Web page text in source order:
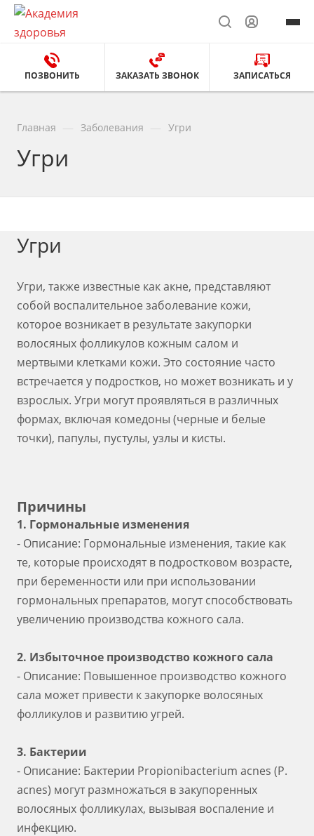
ПОЗВОНИТЬ ЗАКАЗАТЬ ЗВОНОК ЗАПИСАТЬСЯ
Главная Заболевания Угри
Угри
Угри
Угри, также известные как акне, представляют
собой воспалительное заболевание кожи,
которое возникает в результате закупорки
волосяных фолликулов кожным салом и
мертвыми клетками кожи. Это состояние часто
встречается у подростков, но может возникать и у
взрослых. Угри могут проявляться в различных
формах, включая комедоны (черные и белые
точки), папулы, пустулы, узлы и кисты.
Причины
1. Гормональные изменения
- Описание: Гормональные изменения, такие как
те, которые происходят в подростковом возрасте,
при беременности или при использовании
гормональных препаратов, могут способствовать
увеличению производства кожного сала.
2. Избыточное производство кожного сала
- Описание: Повышенное производство кожного
сала может привести к закупорке волосяных
фолликулов и развитию угрей.
3. Бактерии
- Описание: Бактерии Propionibacterium acnes (P.
acnes) могут размножаться в закупоренных
волосяных фолликулах, вызывая воспаление и
инфекцию.